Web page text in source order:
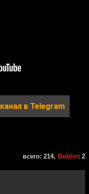
канал в Telegram
всего: 214, Goblin: 2